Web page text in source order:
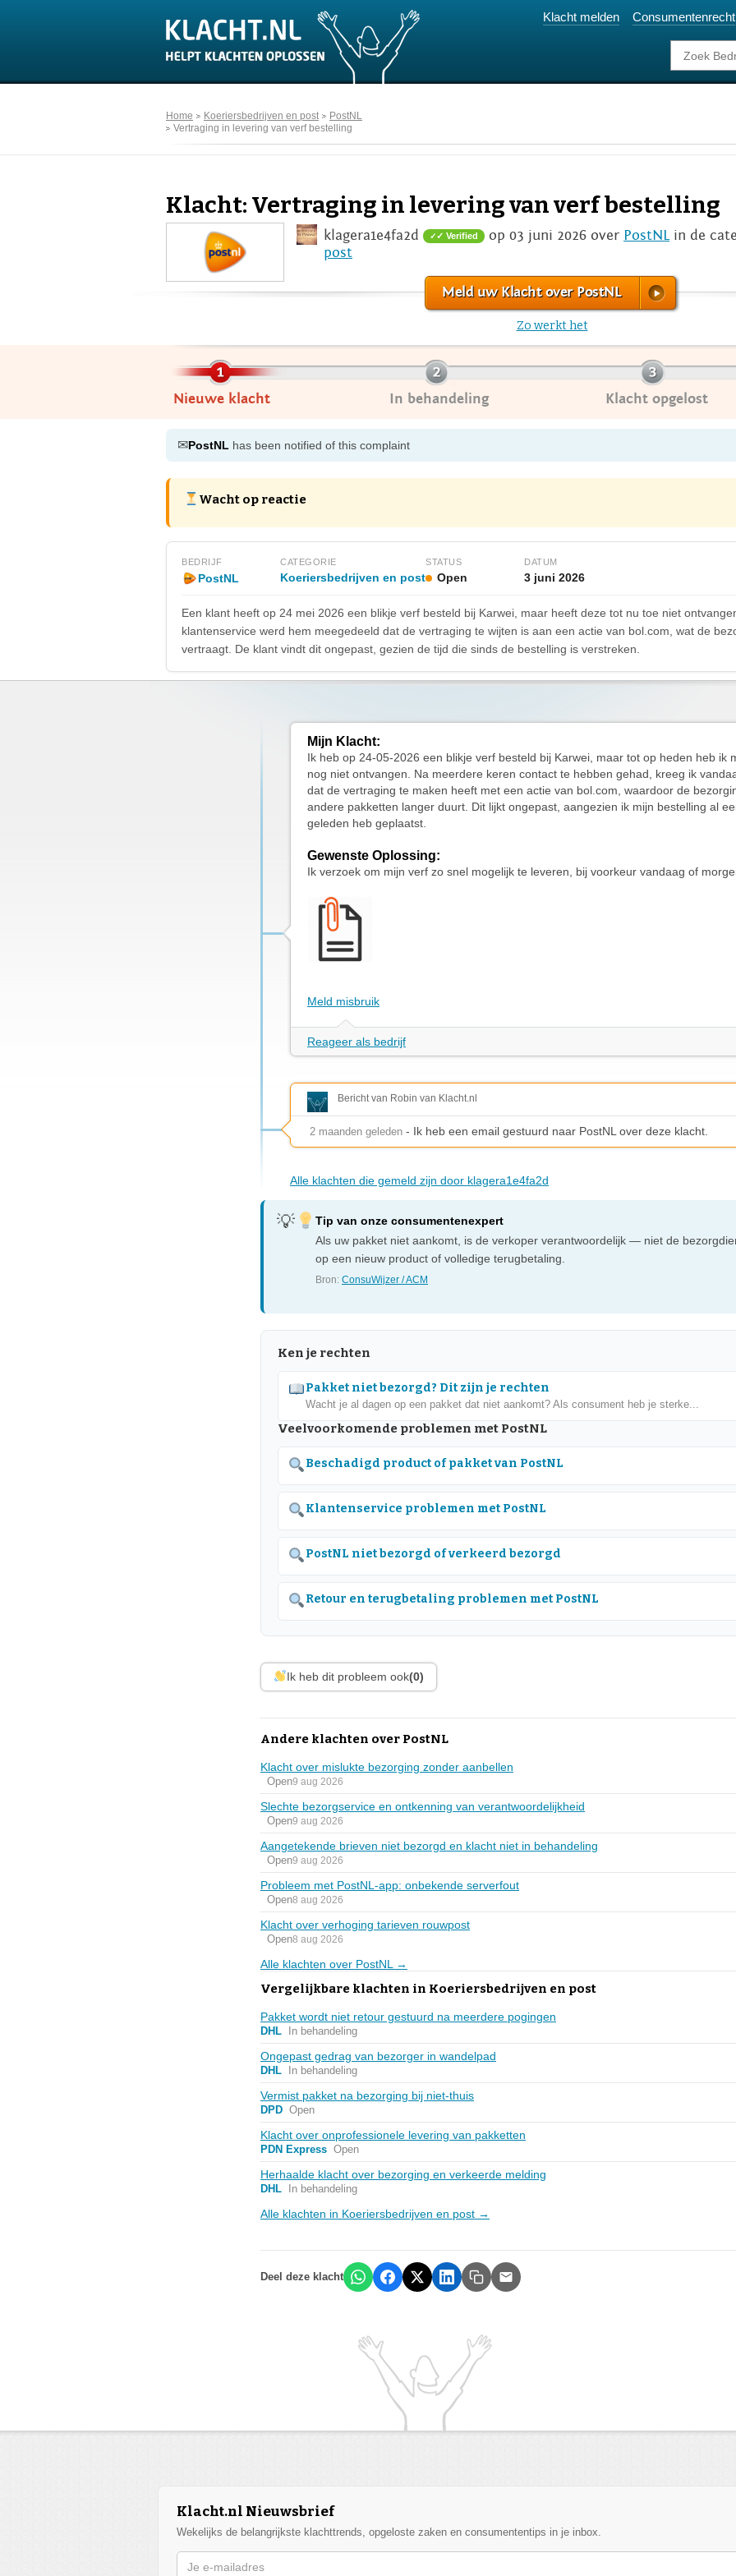
Klacht melden Consumentenrecht
Home Koeriersbedrijven en post
PostNL
Vertraging in levering van verf bestelling
Klacht: Vertraging in levering van verf bestelling
klagera1e4fa2d ✓ Verified op 03 juni 2026 over PostNLin de
post
Meld uw Klacht over PostNL
Zo werkt het
Nieuwe klacht In behandeling Klacht opgelost
✉PostNL has been notified of this complaint
Wacht op reactie
BEDRIJF
PostNL
CATEGORIE
Koeriersbedrijven en post
STATUS
Open
DATUM
3 juni 2026
Een klant heeft op 24 mei 2026 een blikje verf besteld bij Karwei, maar heeft deze tot nu toe niet
klantenservice werd hem meegedeeld dat de vertraging te wijten is aan een actie van bol.com, wat de
vertraagt. De klant vindt dit ongepast, gezien de tijd die sinds de bestelling is verstreken.
Mijn Klacht:
Ik heb op 24-05-2026 een blikje verf besteld bij Karwei, maar tot op heden heb ik
nog niet ontvangen. Na meerdere keren contact te hebben gehad, kreeg ik
dat de vertraging te maken heeft met een actie van bol.com, waardoor de
andere pakketten langer duurt. Dit lijkt ongepast, aangezien ik mijn bestelling al
geleden heb geplaatst.
Gewenste Oplossing:
Ik verzoek om mijn verf zo snel mogelijk te leveren, bij voorkeur vandaag of
Meld misbruik
Reageer als bedrijf
Bericht van Robin van Klacht.nl
2 maanden geleden - Ik heb een email gestuurd naar PostNL over deze klacht.
Alle klachten die gemeld zijn door klagera1e4fa2d
Tip van onze consumentenexpert
Als uw pakket niet aankomt, is de verkoper verantwoordelijk — niet de
op een nieuw product of volledige terugbetaling.
Bron:ConsuWijzer / ACM
Ken je rechten
Pakket niet bezorgd? Dit zijn je rechten
Wacht je al dagen op een pakket dat niet aankomt? Als consument heb je sterke...
Veelvoorkomende problemen met PostNL
Beschadigd product of pakket van PostNL
Klantenservice problemen met PostNL
PostNL niet bezorgd of verkeerd bezorgd
Retour en terugbetaling problemen met PostNL
Ik heb dit probleem ook(0)
Andere klachten over PostNL
Klacht over mislukte bezorging zonder aanbellen
Open9 aug 2026
Slechte bezorgservice en ontkenning van verantwoordelijkheid
Open9 aug 2026
Aangetekende brieven niet bezorgd en klacht niet in behandeling
Open9 aug 2026
Probleem met PostNL-app: onbekende serverfout
Open8 aug 2026
Klacht over verhoging tarieven rouwpost
Open8 aug 2026
Alle klachten over PostNL →
Vergelijkbare klachten in Koeriersbedrijven en post
Pakket wordt niet retour gestuurd na meerdere pogingen
DHL In behandeling
Ongepast gedrag van bezorger in wandelpad
DHL In behandeling
Vermist pakket na bezorging bij niet-thuis
DPD Open
Klacht over onprofessionele levering van pakketten
PDN Express Open
Herhaalde klacht over bezorging en verkeerde melding
DHL In behandeling
Alle klachten in Koeriersbedrijven en post →
Deel deze klacht
Klacht.nl Nieuwsbrief
Wekelijks de belangrijkste klachttrends, opgeloste zaken en consumententips in je inbox.